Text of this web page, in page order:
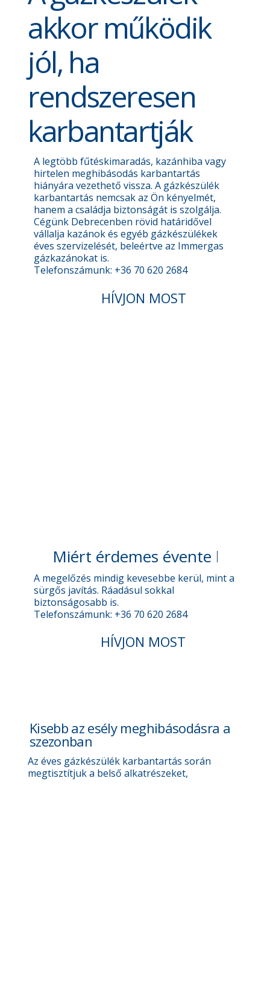
akkor működik
jól, ha
rendszeresen
karbantartják
A legtöbb fűtéskimaradás, kazánhiba vagy
hirtelen meghibásodás karbantartás
hiányára vezethető vissza. A gázkészülék
karbantartás nemcsak az Ön kényelmét,
hanem a családja biztonságát is szolgálja.
Cégünk Debrecenben rövid határidővel
vállalja kazánok és egyéb gázkészülékek
éves szervizelését, beleértve az Immergas
gázkazánokat is.
Telefonszámunk: +36 70 620 2684
HÍVJON MOST
Miért érdemes évente
A megelőzés mindig kevesebbe kerül, mint a
sürgős javítás. Ráadásul sokkal
biztonságosabb is.
Telefonszámunk: +36 70 620 2684
HÍVJON MOST
Kisebb az esély meghibásodásra a
szezonban
Az éves gázkészülék karbantartás során
megtisztítjuk a belső alkatrészeket,